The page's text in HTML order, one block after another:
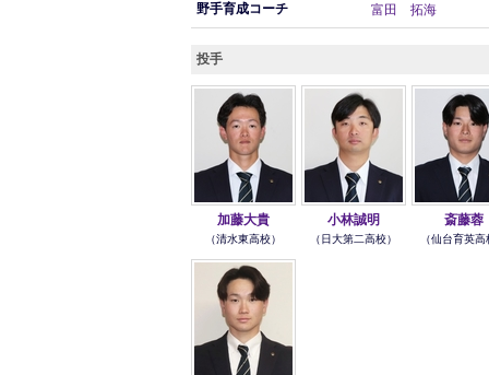
野手育成コーチ 富田 拓海
投手
加藤大貴
（清水東高校）
小林誠明
（日大第二高校）
斎藤蓉
（仙台育英